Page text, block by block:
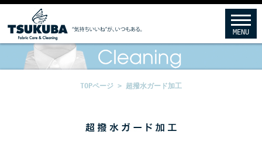
MENU
TOPページ > 超撥水ガード加工